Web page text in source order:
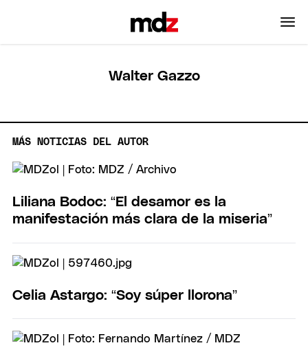
Walter Gazzo
MÁS NOTICIAS DEL AUTOR
Liliana Bodoc: “El desamor es la
manifestación más clara de la miseria”
Celia Astargo: “Soy súper llorona”